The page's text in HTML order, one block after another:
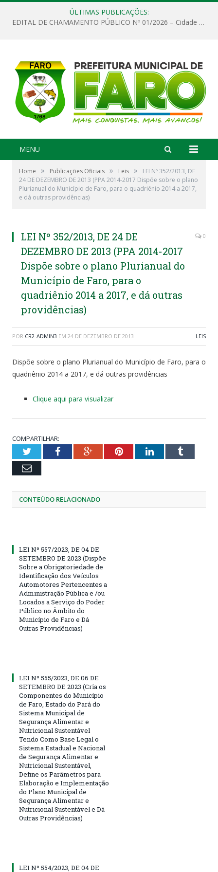
ÚLTIMAS PUBLICAÇÕES:
EDITAL DE CHAMAMENTO PÚBLICO Nº 01/2026 – Cidade de Faro
MENU
Home » Publicações Oficiais » Leis »
LEI Nº 352/2013, DE
24 DE DEZEMBRO DE 2013 (PPA 2014-2017 Dispõe sobre o plano
Plurianual do Município de Faro, para o quadriênio 2014 a 2017,
e dá outras providências)
LEI Nº 352/2013, DE 24 DE
DEZEMBRO DE 2013 (PPA 2014-2017
Dispõe sobre o plano Plurianual do
Município de Faro, para o
quadriênio 2014 a 2017, e dá outras
providências)
0
POR CR2-ADMIN3 EM 24 DE DEZEMBRO DE 2013 LEIS
Dispõe sobre o plano Plurianual do Município de Faro, para o
quadriênio 2014 a 2017, e dá outras providências
Clique aqui para visualizar
COMPARTILHAR:
TwitterFacebookGoogle+PinterestLinkedInTumblr
Email
CONTEÚDO RELACIONADO
LEI Nº 557/2023, DE 04 DE
SETEMBRO DE 2023 (Dispõe
Sobre a Obrigatoriedade de
Identificação dos Veículos
Automotores Pertencentes a
Administração Pública e /ou
Locados a Serviço do Poder
Público no Âmbito do
Município de Faro e Dá
Outras Providências)
LEI Nº 555/2023, DE 06 DE
SETEMBRO DE 2023 (Cria os
Componentes do Município
de Faro, Estado do Pará do
Sistema Municipal de
Segurança Alimentar e
Nutricional Sustentável
Tendo Como Base Legal o
Sistema Estadual e Nacional
de Segurança Alimentar e
Nutricional Sustentável,
Define os Parâmetros para
Elaboração e Implementação
do Plano Municipal de
Segurança Alimentar e
Nutricional Sustentável e Dá
Outras Providências)
LEI Nº 554/2023, DE 04 DE